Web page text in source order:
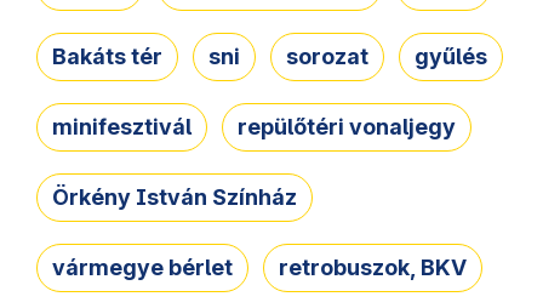
Bakáts tér sni sorozat gyűlés
minifesztivál repülőtéri vonaljegy
Örkény István Színház
vármegye bérlet retrobuszok, BKV